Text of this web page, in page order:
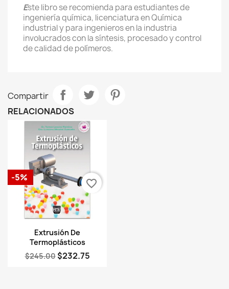
Este libro se recomienda para estudiantes de
ingeniería química, licenciatura en Química
industrial y para ingenieros en la industria
involucrados con la síntesis, procesado y control
de calidad de polímeros.
Compartir
RELACIONADOS
Vista rápida
Extrusión De
Termoplásticos
$245.00 $232.75
-5%
favorite_border